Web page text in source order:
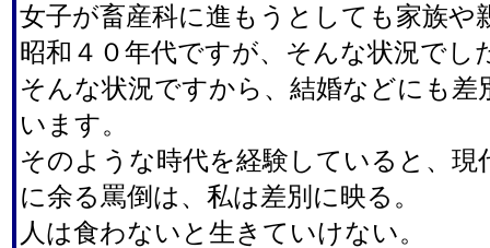
女子が畜産科に進もうとしても家族や
昭和４０年代ですが、そんな状況でし
そんな状況ですから、結婚などにも差
います。
そのような時代を経験していると、現
に余る罵倒は、私は差別に映る。
人は食わないと生きていけない。